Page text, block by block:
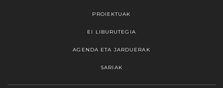
PROIEKTUAK
EI LIBURUTEGIA
AGENDA ETA JARDUERAK
SARIAK